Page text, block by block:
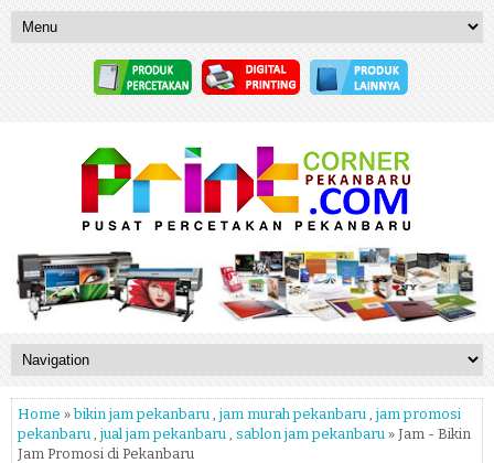
Home »bikin jam pekanbaru jam murah pekanbaru
jam promosi
pekanbaru
jual jam pekanbaru sablon jam pekanbaru » Jam - Bikin
Jam Promosi di Pekanbaru